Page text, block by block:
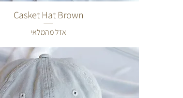
תצוגה מהירה
Casket Hat Brown
אזל מהמלאי